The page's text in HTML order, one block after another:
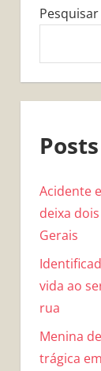
Pesquisar
Acidente
deixa
Gerais
vida ao
rua
Menina
trágica